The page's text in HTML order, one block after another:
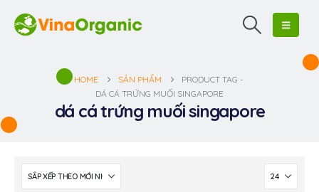
HOME SẢN PHẨM
PRODUCT TAG -
DÁ CÁ TRỨNG MUỐI SINGAPORE
dá cá trứng muối singapore